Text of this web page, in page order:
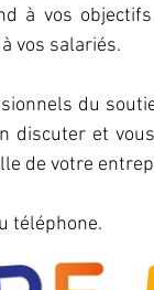
à vos
vos salariés.
du
et
de votre
téléphone.